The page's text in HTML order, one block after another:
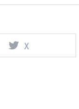
X